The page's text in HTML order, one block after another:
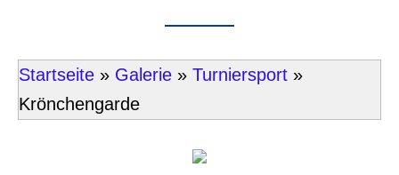
Startseite » Galerie » Turniersport »
Krönchengarde
2020